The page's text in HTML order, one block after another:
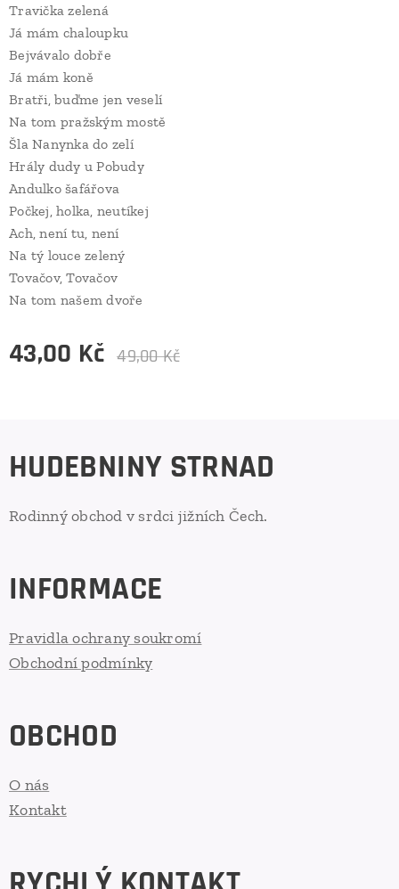
Travička zelená
Já mám chaloupku
Bejvávalo dobře
Já mám koně
Bratři, buďme jen veselí
Na tom pražským mostě
Šla Nanynka do zelí
Hrály dudy u Pobudy
Andulko šafářova
Počkej, holka, neutíkej
Ach, není tu, není
Na tý louce zelený
Tovačov, Tovačov
Na tom našem dvoře
43,00 Kč 49,00Kč
HUDEBNINY STRNAD
Rodinný obchod v srdci jižních Čech.
INFORMACE
Pravidla ochrany soukromí
Obchodní podmínky
OBCHOD
O nás
Kontakt